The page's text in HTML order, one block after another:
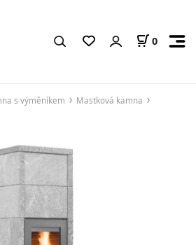
0
s výměníkem Mastková kamna